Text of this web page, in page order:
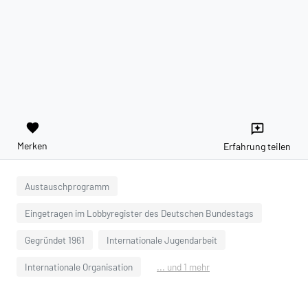
favorite
Merken
reviews
Erfahrung teilen
Austauschprogramm
Eingetragen im Lobbyregister des Deutschen Bundestags
Gegründet 1961 Internationale Jugendarbeit
Internationale Organisation ... und 1 mehr